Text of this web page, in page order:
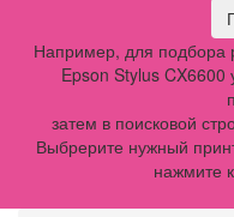
Например, для подбора
Epson Stylus CX6600
затем в поисковой
Выбрерите нужный
нажмите